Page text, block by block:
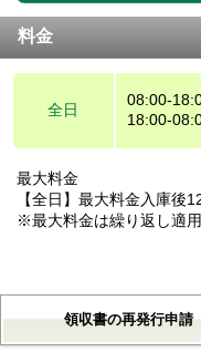
料金
全日
08:00-
18:00-
最大料金
【全日】最大料金入庫後
※最大料金は繰り返し適用
領収書の再発行申請